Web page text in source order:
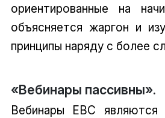
ориентированные на
объясняется жаргон и
принципы наряду с более
«Вебинары пассивны».
Вебинары EBC являются